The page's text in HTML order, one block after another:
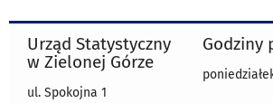
Urząd Statystyczny
w Zielonej Górze
ul. Spokojna 1
Godziny